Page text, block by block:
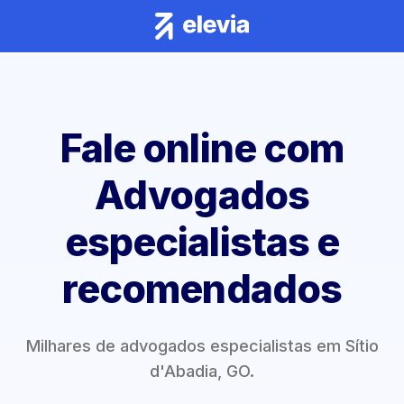
Fale online com
Advogados
especialistas e
recomendados
Milhares de advogados especialistas em Sítio
d'Abadia, GO.